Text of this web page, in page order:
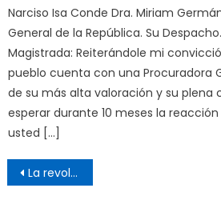
Narciso Isa Conde Dra. Miriam
General de la República. Su
Magistrada: Reiterándole mi
pueblo cuenta con una Procuradora
de su más alta valoración y su plena
esperar durante 10 meses la
usted […]
Post
navigation
La revolución dominicana y la intervención de EEUU, 57 años después